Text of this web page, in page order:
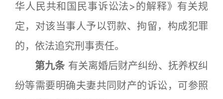
华人民共和国民事诉讼法>的解释》有关规
定，对该当事人予以罚款、拘留，构成犯罪
的，依法追究刑事责任。
第九条 有关离婚后财产纠纷、抚养权纠
纷等需要明确夫妻共同财产的诉讼，可参照